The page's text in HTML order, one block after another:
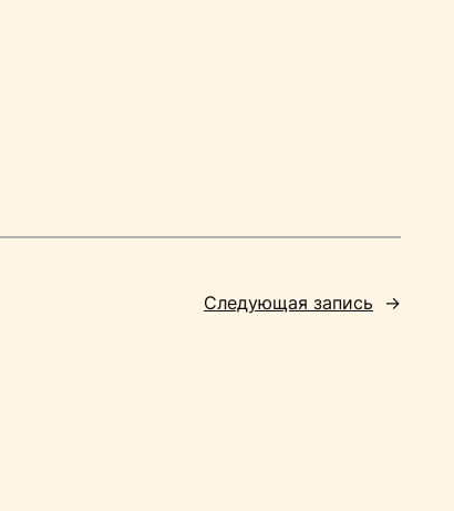
Следующая запись →